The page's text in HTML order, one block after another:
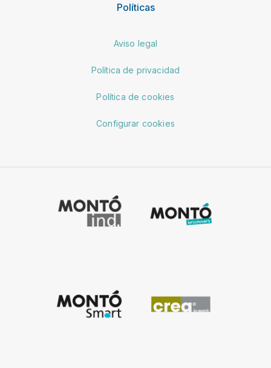
Políticas
Aviso legal
Política de privacidad
Política de cookies
Configurar cookies